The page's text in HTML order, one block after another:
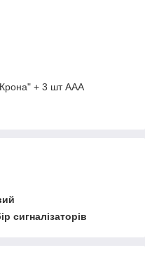
+ 3 шт ААА
сигналізаторів